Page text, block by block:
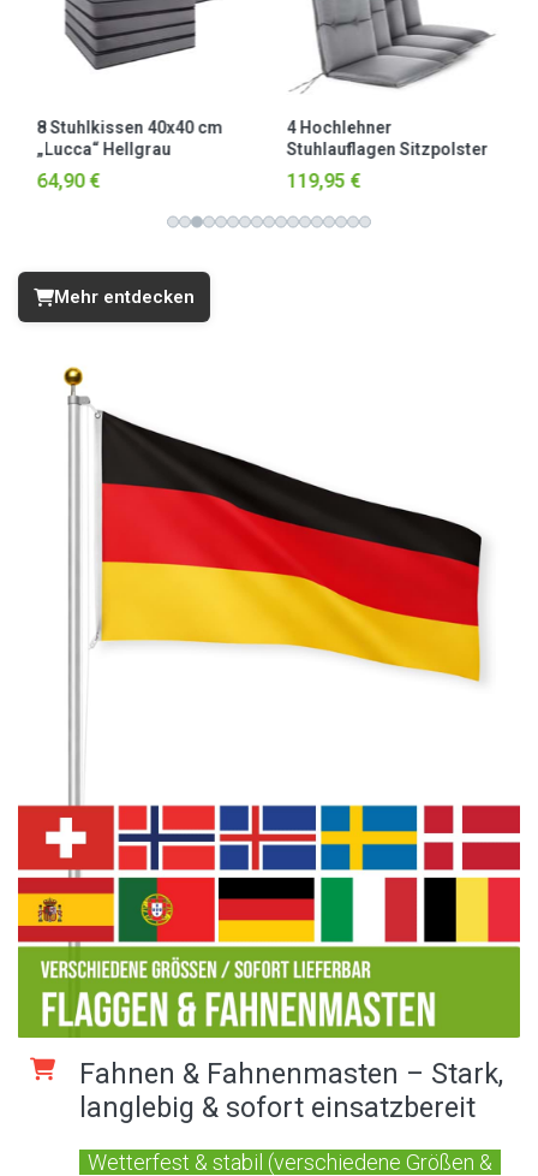
8 Stuhlkissen 40x40 cm
„Lucca“ Hellgrau
64,90 €
4 Hochlehner
Stuhlauflagen Sitzpolster
Hellgrau
119,95 €
Mehr entdecken
Fahnen & Fahnenmasten – Stark,
langlebig & sofort einsatzbereit
Wetterfest & stabil (verschiedene Größen &